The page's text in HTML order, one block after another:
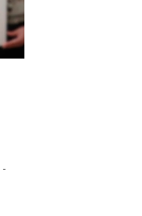
-